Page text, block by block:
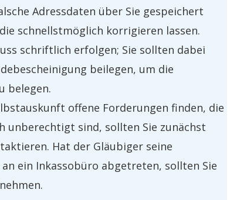
Adressdaten über Sie gespeichert
schnellstmöglich korrigieren lassen.
schriftlich erfolgen; Sie sollten dabei
beilegen, um die
belegen.
offene Forderungen finden, die
unberechtigt sind, sollten Sie zunächst
Hat der Gläubiger seine
ein Inkassobüro abgetreten, sollten Sie